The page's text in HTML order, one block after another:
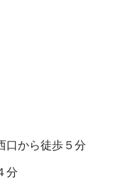
口から徒歩５分
分